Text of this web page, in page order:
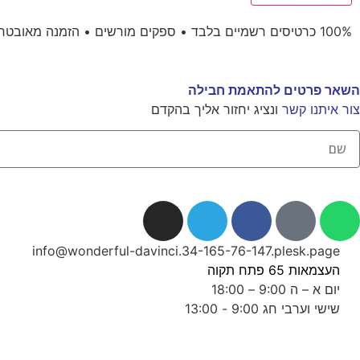
100% כרטיסים רשמיים בלבד • ספקים מורשים • הזמנה מאובטחת • אישור הזמנה מידי
השאר פרטים להתאמת חבילה
צור איתנו קשר ונציג יחזור אליך בהקדם
info@wonderful-davinci.34-165-76-147.plesk.page
העצמאות 65 פתח תקוה
יום א – ה 9:00 – 18:00
שישי וערבי חג 9:00 - 13:00